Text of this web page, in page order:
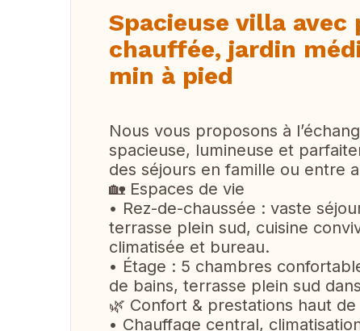
Spacieuse villa
chauffée, jardin
min à pied
Nous vous proposons à
spacieuse, lumineuse et
des séjours en famille ou entre
🏡 Espaces de vie
• Rez-de-chaussée : vaste
terrasse plein sud, cuisine
climatisée et bureau.
• Étage : 5 chambres
de bains, terrasse plein sud
🌿 Confort & prestations haut de
• Chauffage central,